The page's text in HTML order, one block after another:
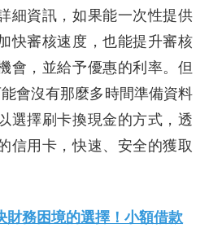
細資訊，如果能一次性提供
快審核速度，也能提升審核
會，並給予優惠的利率。但
會沒有那麼多時間準備資料
選擇刷卡換現金的方式，透
信用卡，快速、安全的獲取
財務困境的選擇！小額借款